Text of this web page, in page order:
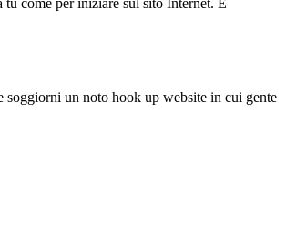
come per iniziare sul sito Internet. È
soggiorni un noto hook up website in cui gente